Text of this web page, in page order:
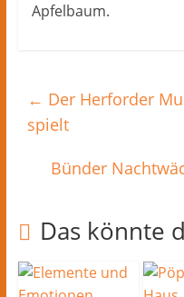
Apfelbaum.
← Der Herforder
spielt
Bünder
Das könnte